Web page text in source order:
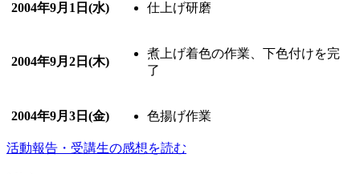
2004年9月1日(水) 仕上げ研磨
2004年9月2日(木)
煮上げ着色の作業、下色付けを完
了
2004年9月3日(金) 色揚げ作業
活動報告・受講生の感想を読む